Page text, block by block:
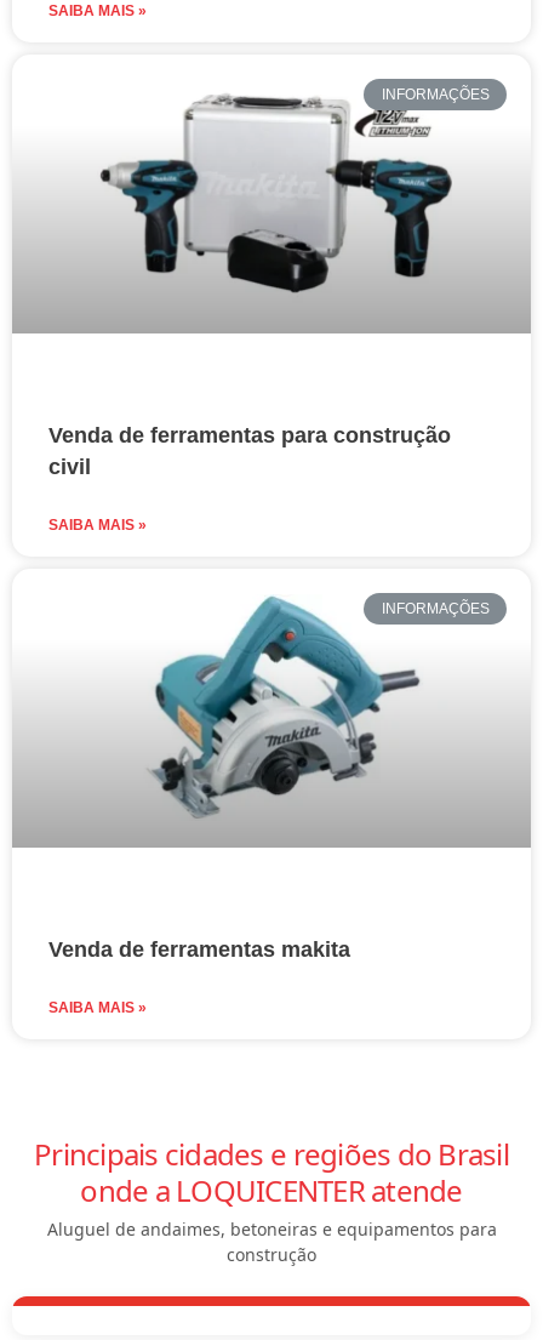
SAIBA MAIS »
INFORMAÇÕES
Venda de ferramentas para construção
civil
SAIBA MAIS »
INFORMAÇÕES
Venda de ferramentas makita
SAIBA MAIS »
Principais cidades e regiões do Brasil
onde a LOQUICENTER atende
Aluguel de andaimes, betoneiras e equipamentos para
construção